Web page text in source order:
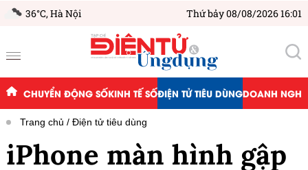
36°C,Hà Nội Thứ bảy 08/08/2026 16:01
CHUYỂN ĐỘNG SỐKINH TẾ SỐĐIỆN TỬ TIÊU DÙNGDOANH
Trang chủ Điện tử tiêu dùng
iPhone màn hình gập